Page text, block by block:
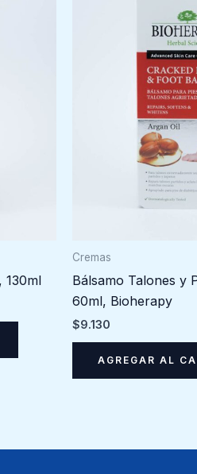
130ml
Cremas
Bálsamo Talones y
60ml, Bioherapy
$9.130
AGREGAR AL